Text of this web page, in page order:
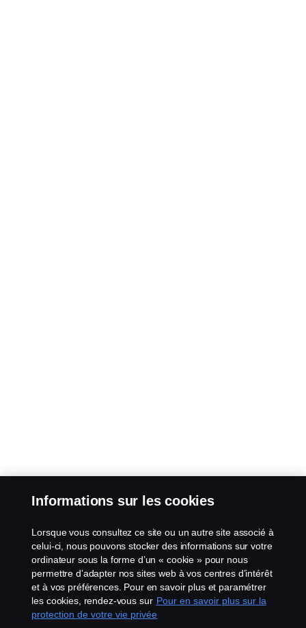
Informations sur les cookies
Lorsque vous consultez ce site ou un autre site associé à
celui-ci, nous pouvons stocker des informations sur votre
ordinateur sous la forme d’un « cookie » pour nous
permettre d’adapter nos sites web à vos centres d’intérêt
et à vos préférences. Pour en savoir plus et paramétrer
les cookies, rendez-vous sur Pour en savoir plus sur la
protection de votre vie privée